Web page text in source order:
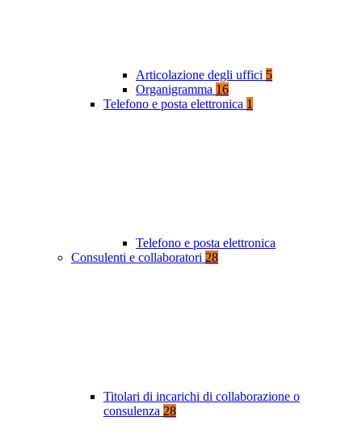
Articolazione degli uffici 5
Organigramma 16
Telefono e posta elettronica 1
Telefono e posta elettronica
Consulenti e collaboratori 28
Titolari di incarichi di collaborazione o
consulenza 28